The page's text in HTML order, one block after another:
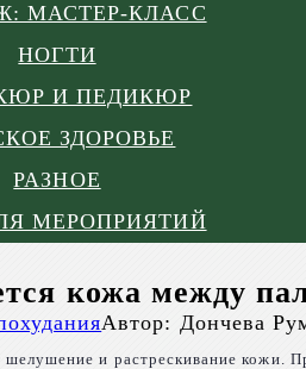
МАСТЕР-КЛАСС
НОГТИ
И ПЕДИКЮР
ЗДОРОВЬЕ
РАЗНОЕ
МЕРОПРИЯТИЙ
кожа между
Автор: Дончева
и растрескивание кожи.